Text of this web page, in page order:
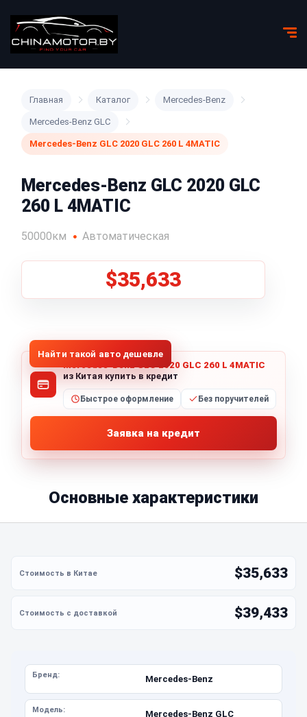
Главная Каталог Mercedes-Benz
Mercedes-Benz GLC
Mercedes-Benz GLC 2020 GLC 260 L 4MATIC
Mercedes-Benz GLC 2020 GLC
260 L 4MATIC
50000км Автоматическая
$35,633
Найти такой авто дешевле
Mercedes-Benz GLC 2020 GLC 260 L 4MATIC
из Китая купить в кредит
Быстрое оформление Без поручителей
Заявка на кредит
Основные характеристики
$35,633
$39,433
Бренд: Mercedes-Benz
Модель: Mercedes-Benz GLC